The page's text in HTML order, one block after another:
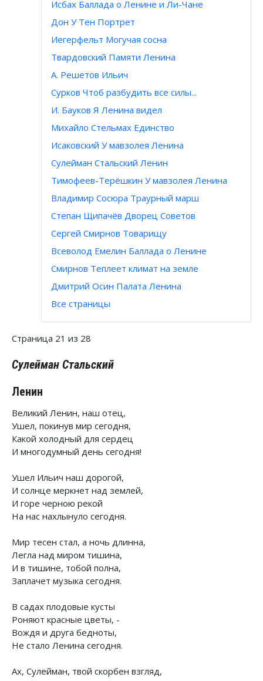
Исбах Баллада о Ленине и Ли-Чане
Дон У Тен Портрет
Иегерфельт Могучая сосна
Твардовский Памяти Ленина
А. Решетов Ильич
Сурков Чтоб разбудить все силы...
И. Бауков Я Ленина видел
Михайло Стельмах Единство
Исаковский У мавзолея Ленина
Сулейман Стальский Ленин
Тимофеев-Терёшкин У мавзолея Ленина
Владимир Сосюра Траурный марш
Степан Щипачёв Дворец Советов
Сергей Смирнов Товарищу
Всеволод Емелин Баллада о Ленине
Смирнов Теплеет климат на земле
Дмитрий Осин Палата Ленина
Все страницы
Страница 21 из 28
Сулейман Стальский
Ленин
Великий Ленин, наш отец,
Ушел, покинув мир сегодня,
Какой холодный для сердец
И многодумный день сегодня!
Ушел Ильич наш дорогой,
И солнце меркнет над землей,
И горе черною рекой
На нас нахлынуло сегодня.
Мир тесен стал, а ночь длинна,
Легла над миром тишина,
И в тишине, тобой полна,
Заплачет музыка сегодня.
В садах плодовые кусты
Роняют красные цветы, -
Вождя и друга бедноты,
Не стало Ленина сегодня.
Ах, Сулейман, твой скорбен взгляд,